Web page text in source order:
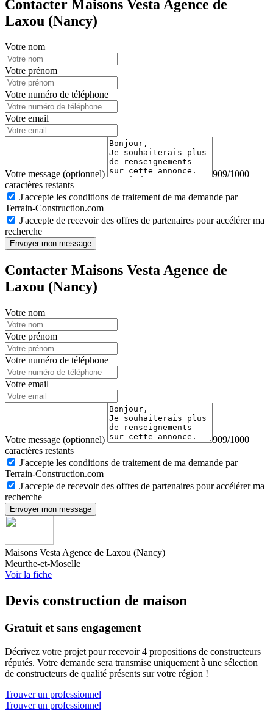
Contacter Maisons Vesta Agence de
Laxou (Nancy)
Votre nom
Votre prénom
Votre numéro de téléphone
Votre email
Votre message (optionnel)
909/1000
caractères restants
J'accepte les conditions de traitement de ma demande par
Terrain-Construction.com
J'accepte de recevoir des offres de partenaires pour accélérer ma
recherche
Envoyer mon message
Contacter Maisons Vesta Agence de
Laxou (Nancy)
Votre nom
Votre prénom
Votre numéro de téléphone
Votre email
Votre message (optionnel)
909/1000
caractères restants
J'accepte les conditions de traitement de ma demande par
Terrain-Construction.com
J'accepte de recevoir des offres de partenaires pour accélérer ma
recherche
Envoyer mon message
Maisons Vesta Agence de Laxou (Nancy)
Meurthe-et-Moselle
Voir la fiche
Devis construction de maison
Gratuit et sans engagement
Décrivez votre projet pour recevoir 4 propositions de constructeurs
réputés. Votre demande sera transmise uniquement à une sélection
de constructeurs de qualité présents sur votre région !
Trouver un professionnel
Trouver un professionnel